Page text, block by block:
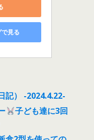
見る
記） -2024.4.22-
子ども達に3回